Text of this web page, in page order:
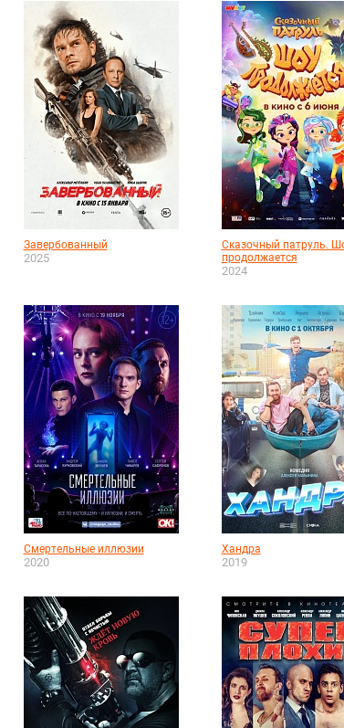
Завербованный
2025
Сказочный патруль.
продолжается
2024
Смертельные иллюзии
2020
Хандра
2019